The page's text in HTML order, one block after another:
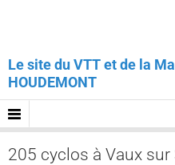
Le site du VTT et de la
HOUDEMONT
205 cyclos à Vaux